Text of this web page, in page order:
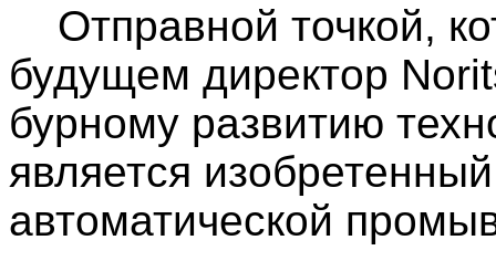
Отправной точкой,
будущем директор
бурному развитию
является
автоматической